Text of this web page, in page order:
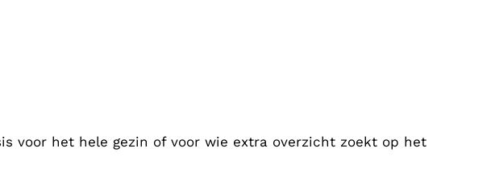
voor het hele gezin of voor wie extra overzicht zoekt op het